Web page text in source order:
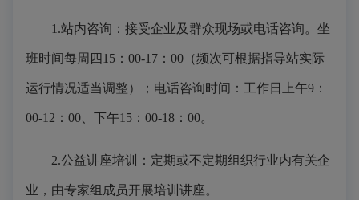
1.站内咨询：接受企业及群众现场或电话咨询。坐
班时间每周四15：00-17：00（频次可根据指导站实际
运行情况适当调整）；电话咨询时间：工作日上午9：
00-12：00、下午15：00-18：00。
2.公益讲座培训：定期或不定期组织行业内有关企
业，由专家组成员开展培训讲座。